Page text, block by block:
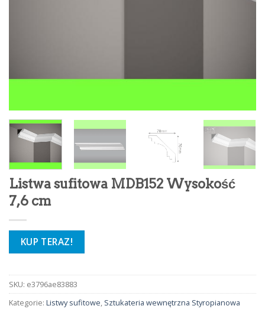
Listwa sufitowa MDB152 Wysokość
7,6 cm
KUP TERAZ!
SKU: e3796ae83883
Kategorie: Listwy sufitowe, Sztukateria wewnętrzna Styropianowa